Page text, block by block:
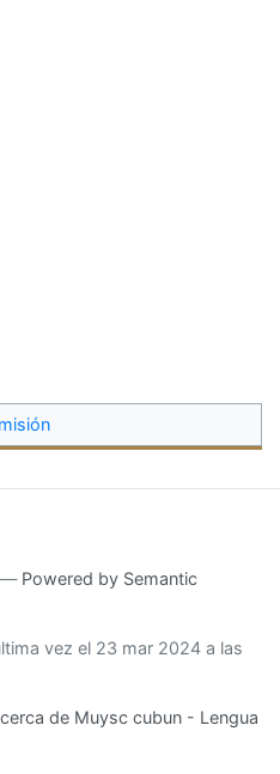
― Powered by Semantic
vez el 23 mar 2024 a las
de Muysc cubun - Lengua